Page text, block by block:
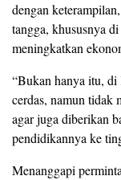
dengan
tangga, khususnya
meningkatkan
“Bukan hanya itu,
cerdas, namun tidak
agar juga diberikan
pendidikannya ke
Menanggapi